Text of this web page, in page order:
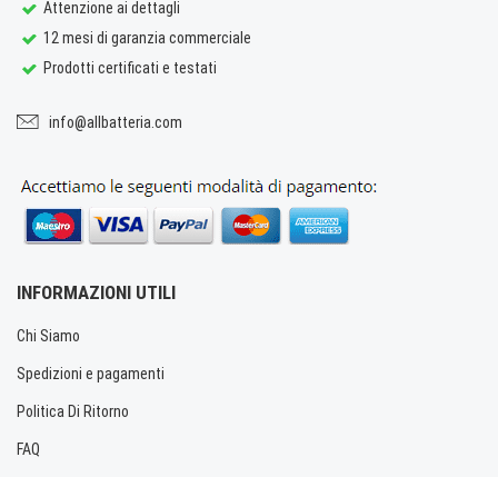
Attenzione ai dettagli
12 mesi di garanzia commerciale
Prodotti certificati e testati
info@allbatteria.com
INFORMAZIONI UTILI
Chi Siamo
Spedizioni e pagamenti
Politica Di Ritorno
FAQ